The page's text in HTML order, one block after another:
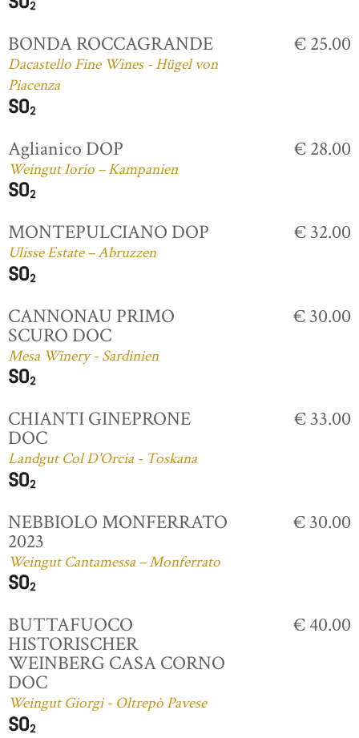
BONDA ROCCAGRANDE
Dacastello Fine Wines - Hügel von
Piacenza
€ 25.00
Aglianico DOP
Weingut Iorio – Kampanien
€ 28.00
MONTEPULCIANO DOP
Ulisse Estate – Abruzzen
€ 32.00
CANNONAU PRIMO
SCURO DOC
Mesa Winery - Sardinien
€ 30.00
CHIANTI GINEPRONE
DOC
Landgut Col D'Orcia - Toskana
€ 33.00
NEBBIOLO MONFERRATO
2023
Weingut Cantamessa – Monferrato
€ 30.00
BUTTAFUOCO
HISTORISCHER
WEINBERG CASA CORNO
DOC
Weingut Giorgi - Oltrepò Pavese
€ 40.00